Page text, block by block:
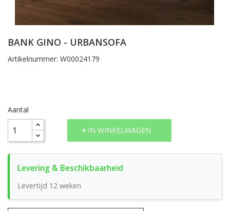
BANK GINO - URBANSOFA
Artikelnummer: W00024179
Aantal
IN WINKELWAGEN
Levertijd 12 weken